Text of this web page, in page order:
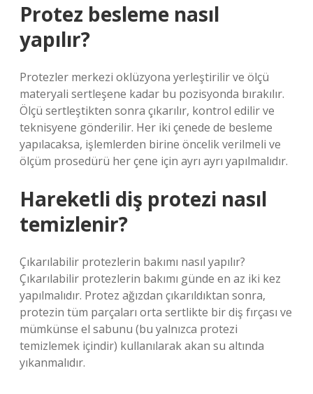
Protez besleme nasıl
yapılır?
Protezler merkezi oklüzyona yerleştirilir ve ölçü
materyali sertleşene kadar bu pozisyonda bırakılır.
Ölçü sertleştikten sonra çıkarılır, kontrol edilir ve
teknisyene gönderilir. Her iki çenede de besleme
yapılacaksa, işlemlerden birine öncelik verilmeli ve
ölçüm prosedürü her çene için ayrı ayrı yapılmalıdır.
Hareketli diş protezi nasıl
temizlenir?
Çıkarılabilir protezlerin bakımı nasıl yapılır?
Çıkarılabilir protezlerin bakımı günde en az iki kez
yapılmalıdır. Protez ağızdan çıkarıldıktan sonra,
protezin tüm parçaları orta sertlikte bir diş fırçası ve
mümkünse el sabunu (bu yalnızca protezi
temizlemek içindir) kullanılarak akan su altında
yıkanmalıdır.